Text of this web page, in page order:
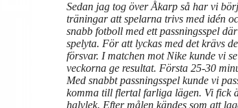
Sedan jag tog över Åkarp så har vi
träningar att spelarna trivs med idén
snabb fotboll med ett passningsspel
spelyta. För att lyckas med det krävs
försvar. I matchen mot Nike kunde vi
veckorna ge resultat. Första 25-30
Med snabbt passningsspel kunde vi
komma till flertal farliga lägen. Vi fick
halvlek. Efter målen kändes som att